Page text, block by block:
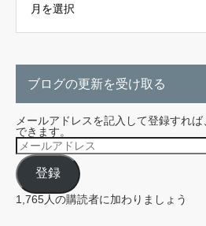
ブログの更新を受け取る
メールアドレスを記入して登録すれ
できます。
メ
ー
ル
ア
ド
レ
ス
登録
1,765人の購読者に加わりましょう